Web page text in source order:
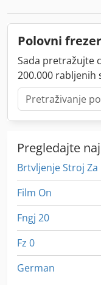
Polovni
Sada pretražujte
200.000 rabljenih
Pregledajte
Brtvljenje Stroj Za
Film On
Fngj 20
Fz 0
German